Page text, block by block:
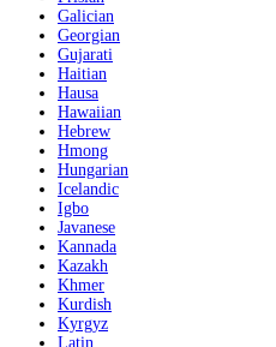
Galician
Georgian
Gujarati
Haitian
Hausa
Hawaiian
Hebrew
Hmong
Hungarian
Icelandic
Igbo
Javanese
Kannada
Kazakh
Khmer
Kurdish
Kyrgyz
Latin